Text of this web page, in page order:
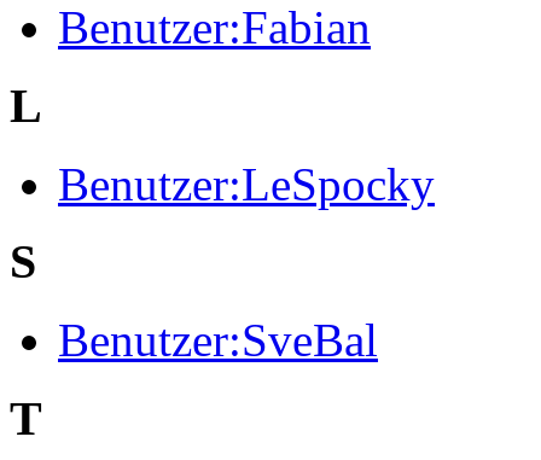
Benutzer:Fabian
L
Benutzer:LeSpocky
S
Benutzer:SveBal
T